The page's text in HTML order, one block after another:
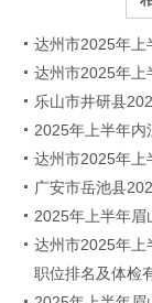
达州市2025年上
达州市2025年上
乐山市井研县
2025年上半年内
达州市2025年上
广安市岳池县
2025年上半年眉
达州市2025年上
职位排名及体检